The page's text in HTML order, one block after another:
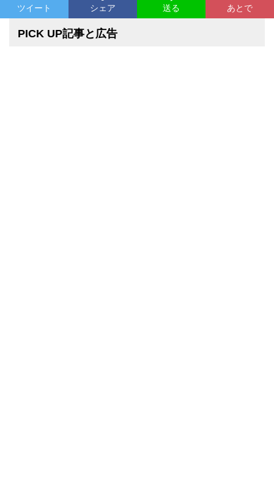
ツイート シェア 送る あとで
PICK UP記事と広告